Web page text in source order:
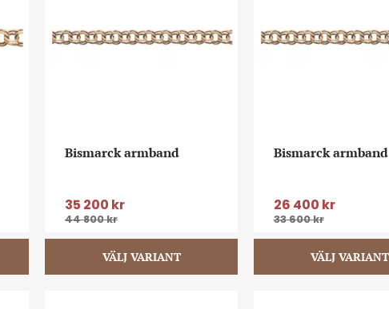
Bismarck armband
35 200 kr
44 800kr
Bismarck armband
26 400 kr
33 600kr